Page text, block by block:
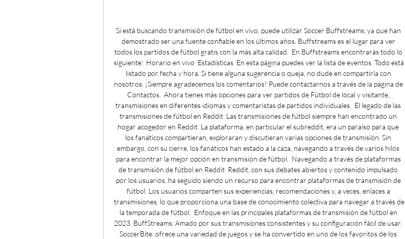
Si está buscando transmisión de fútbol en vivo, puede utilizar Soccer Buffstreams, ya que han
demostrado ser una fuente confiable en los últimos años. Buffstreams es el lugar para ver
todos los partidos de fútbol gratis con la más alta calidad.  En Buffstreams encontrarás todo lo
siguiente:  Horario en vivo  Estadísticas  En esta página puedes ver la lista de eventos. Todo está
listado por fecha y hora. Si tiene alguna sugerencia o queja, no dude en compartirla con
nosotros. ¡Siempre agradecemos los comentarios! Puede contactarnos a través de la página de
Contactos.  Ahora tienes más opciones para ver partidos de Fútbol de local y visitante,
transmisiones en diferentes idiomas y comentaristas de partidos individuales.  El legado de las
transmisiones de fútbol en Reddit  Las transmisiones de fútbol siempre han encontrado un
hogar acogedor en Reddit. La plataforma, en particular el subreddit, era un paraíso para que
los fanáticos compartieran, exploraran y discutieran varias opciones de transmisión. Sin
embargo, con su cierre, los fanáticos han estado a la caza, navegando a través de varios hilos
para encontrar la mejor opción en transmisión de fútbol.  Navegando a través de plataformas
de transmisión de fútbol en Reddit  Reddit, con sus debates abiertos y contenido impulsado
por los usuarios, ha seguido siendo un recurso para encontrar plataformas de transmisión de
fútbol. Los usuarios comparten sus experiencias, recomendaciones y, a veces, enlaces a
transmisiones, lo que proporciona una base de conocimiento colectiva para navegar a través de
la temporada de fútbol.  Enfoque en las principales plataformas de transmisión de fútbol en
2023  BuffStreams: Amado por sus transmisiones consistentes y su configuración fácil de usar.
SoccerBite: ofrece una variedad de juegos y se ha convertido en uno de los favoritos de los